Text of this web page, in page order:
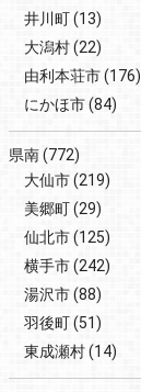
井川町(13)
大潟村(22)
由利本荘市(176)
にかほ市(84)
県南(772)
大仙市(219)
美郷町(29)
仙北市(125)
横手市(242)
湯沢市(88)
羽後町(51)
東成瀬村(14)